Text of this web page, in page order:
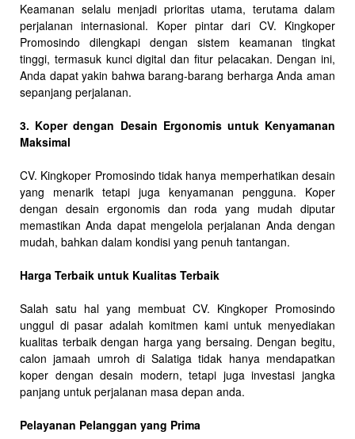
Keamanan selalu menjadi prioritas utama, terutama dalam
perjalanan internasional. Koper pintar dari CV. Kingkoper
Promosindo dilengkapi dengan sistem keamanan tingkat
tinggi, termasuk kunci digital dan fitur pelacakan. Dengan ini,
Anda dapat yakin bahwa barang-barang berharga Anda aman
sepanjang perjalanan.
3. Koper dengan Desain Ergonomis untuk Kenyamanan
Maksimal
CV. Kingkoper Promosindo tidak hanya memperhatikan desain
yang menarik tetapi juga kenyamanan pengguna. Koper
dengan desain ergonomis dan roda yang mudah diputar
memastikan Anda dapat mengelola perjalanan Anda dengan
mudah, bahkan dalam kondisi yang penuh tantangan.
Harga Terbaik untuk Kualitas Terbaik
Salah satu hal yang membuat CV. Kingkoper Promosindo
unggul di pasar adalah komitmen kami untuk menyediakan
kualitas terbaik dengan harga yang bersaing. Dengan begitu,
calon jamaah umroh di Salatiga tidak hanya mendapatkan
koper dengan desain modern, tetapi juga investasi jangka
panjang untuk perjalanan masa depan anda.
Pelayanan Pelanggan yang Prima